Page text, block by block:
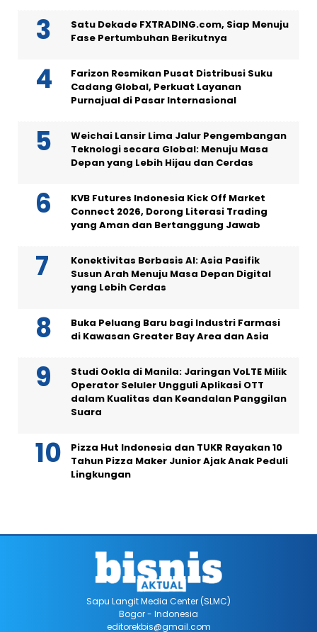
Satu Dekade FXTRADING.com, Siap Menuju
Fase Pertumbuhan Berikutnya
Farizon Resmikan Pusat Distribusi Suku
Cadang Global, Perkuat Layanan
Purnajual di Pasar Internasional
Weichai Lansir Lima Jalur Pengembangan
Teknologi secara Global: Menuju Masa
Depan yang Lebih Hijau dan Cerdas
KVB Futures Indonesia Kick Off Market
Connect 2026, Dorong Literasi Trading
yang Aman dan Bertanggung Jawab
Konektivitas Berbasis AI: Asia Pasifik
Susun Arah Menuju Masa Depan Digital
yang Lebih Cerdas
Buka Peluang Baru bagi Industri Farmasi
di Kawasan Greater Bay Area dan Asia
Studi Ookla di Manila: Jaringan VoLTE Milik
Operator Seluler Ungguli Aplikasi OTT
dalam Kualitas dan Keandalan Panggilan
Suara
Pizza Hut Indonesia dan TUKR Rayakan 10
Tahun Pizza Maker Junior Ajak Anak Peduli
Lingkungan
Sapu Langit Media Center (SLMC)
Bogor - Indonesia
editorekbis@gmail.com